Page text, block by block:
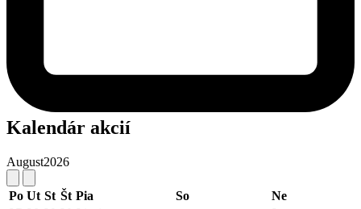
Kalendár akcií
August2026
Po Ut St Št Pia So
Ne